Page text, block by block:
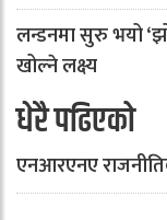
लन्डनमा सुरु भयो
खोल्ने लक्ष्य
धेरै पढिएको
एनआरएनए